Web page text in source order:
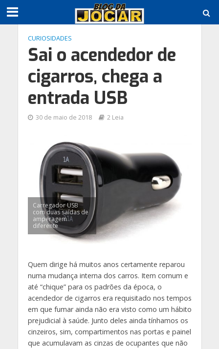
CURIOSIDADES
Sai o acendedor de
cigarros, chega a
entrada USB
30 de maio de 2018 2 Leia
Carregador USB
com duas saídas de
amperagem
diferente
Quem dirige há muitos anos certamente reparou
numa mudança interna dos carros. Item comum e
até “chique” para os padrões da época, o
acendedor de cigarros era requisitado nos tempos
em que fumar ainda não era visto como um hábito
prejudicial à saúde. Junto deles ainda tínhamos os
cinzeiros, sim, compartimentos nas portas e painel
que acumulavam as cinzas de ocupantes que não